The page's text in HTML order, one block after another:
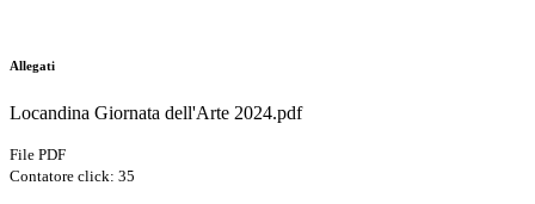
Allegati
Locandina Giornata dell'Arte 2024.pdf
File PDF
Contatore click: 35